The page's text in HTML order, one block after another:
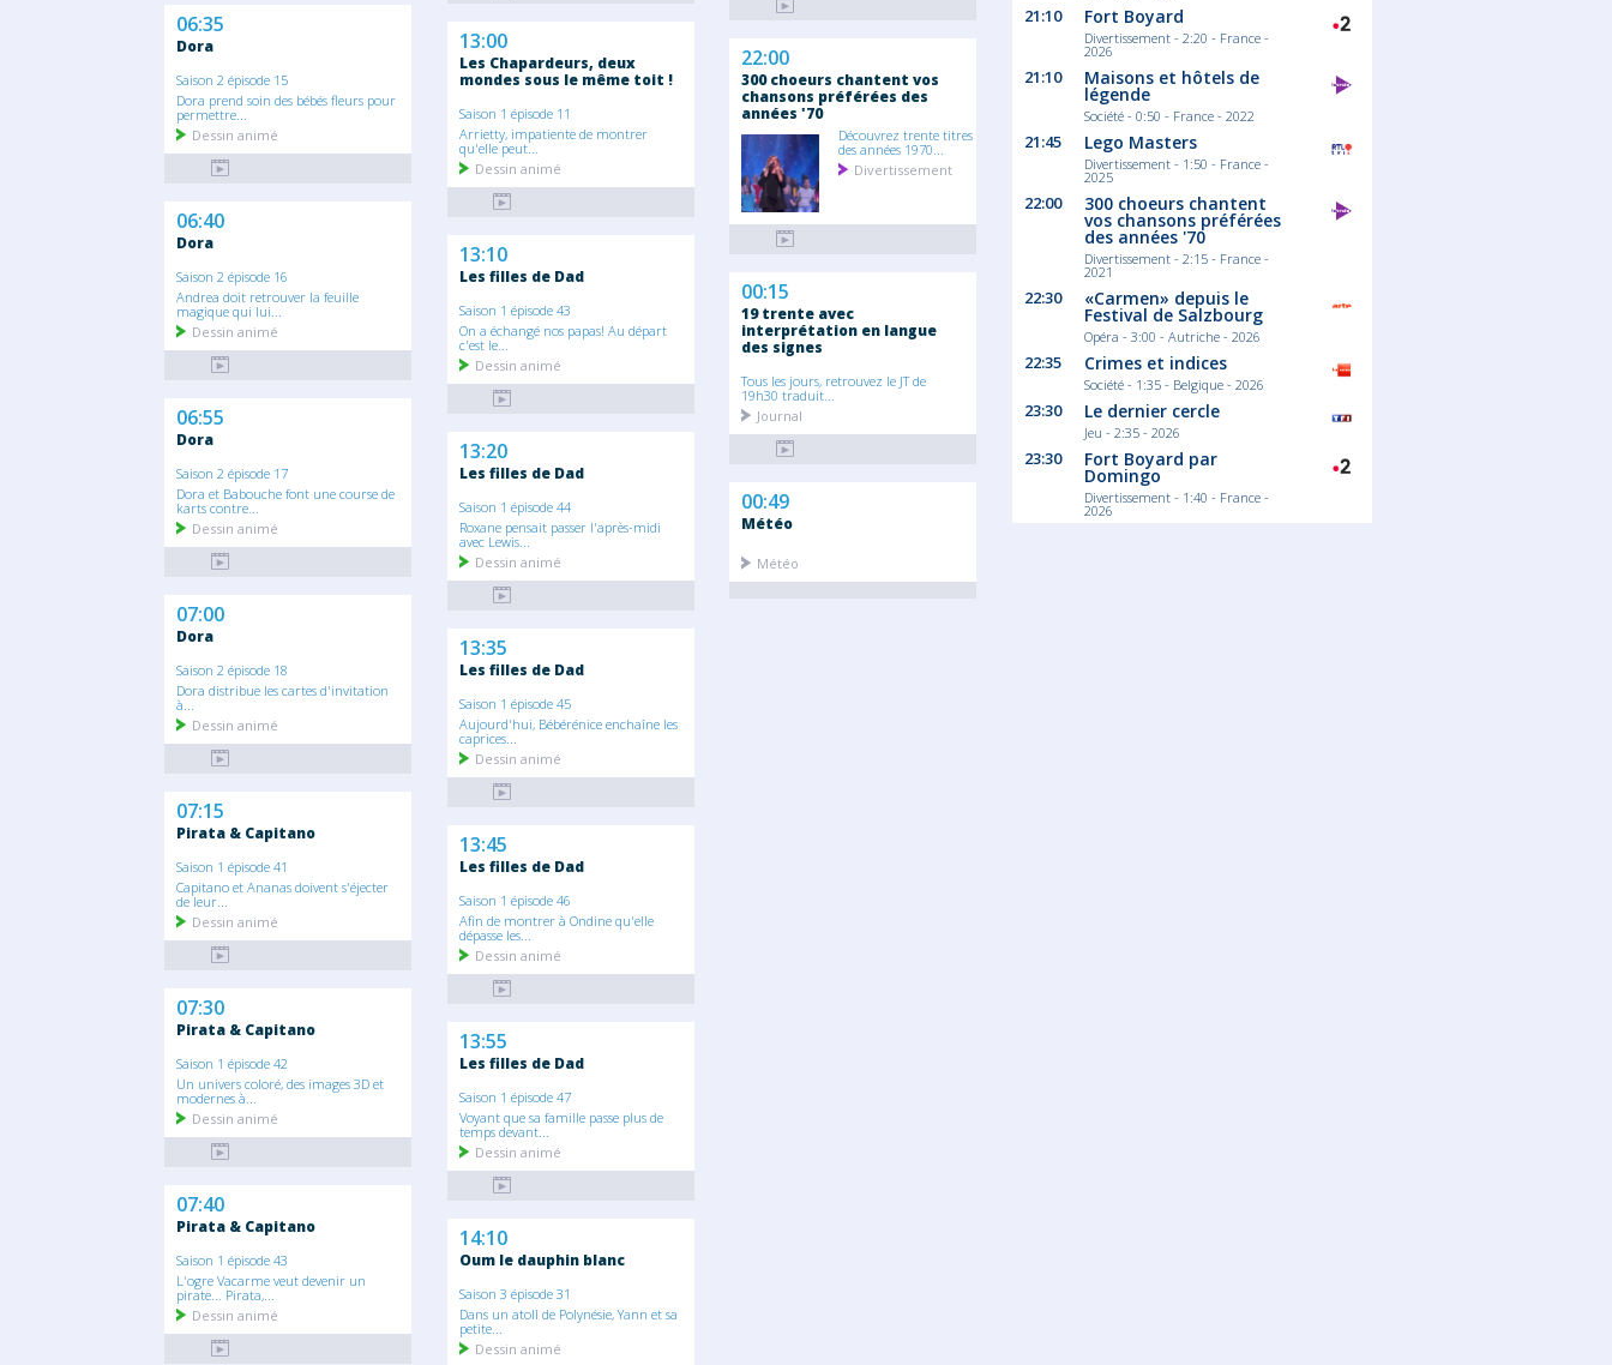
06:35
Dora
Saison 2 épisode 15
Dora prend soin des bébés fleurs pour
permettre...
Dessin animé
06:40
Dora
Saison 2 épisode 16
Andrea doit retrouver la feuille
magique qui lui...
Dessin animé
06:55
Dora
Saison 2 épisode 17
Dora et Babouche font une course de
karts contre...
Dessin animé
07:00
Dora
Saison 2 épisode 18
Dora distribue les cartes d'invitation
à...
Dessin animé
07:15
Pirata & Capitano
Saison 1 épisode 41
Capitano et Ananas doivent s'éjecter
de leur...
Dessin animé
07:30
Pirata & Capitano
Saison 1 épisode 42
Un univers coloré, des images 3D et
modernes à...
Dessin animé
07:40
Pirata & Capitano
Saison 1 épisode 43
L'ogre Vacarme veut devenir un
pirate... Pirata,...
Dessin animé
13:00
Les Chapardeurs, deux
mondes sous le même toit !
Saison 1 épisode 11
Arrietty, impatiente de montrer
qu'elle peut...
Dessin animé
13:10
Les filles de Dad
Saison 1 épisode 43
On a échangé nos papas! Au départ
c'est le...
Dessin animé
13:20
Les filles de Dad
Saison 1 épisode 44
Roxane pensait passer l'après-midi
avec Lewis...
Dessin animé
13:35
Les filles de Dad
Saison 1 épisode 45
Aujourd'hui, Bébérénice enchaîne les
caprices...
Dessin animé
13:45
Les filles de Dad
Saison 1 épisode 46
Afin de montrer à Ondine qu'elle
dépasse les...
Dessin animé
13:55
Les filles de Dad
Saison 1 épisode 47
Voyant que sa famille passe plus de
temps devant...
Dessin animé
14:10
Oum le dauphin blanc
Saison 3 épisode 31
Dans un atoll de Polynésie, Yann et sa
petite...
Dessin animé
22:00
300 choeurs chantent vos
chansons préférées des
années '70
Découvrez trente titres
des années 1970...
Divertissement
00:15
19 trente avec
interprétation en langue
des signes
Tous les jours, retrouvez le JT de
19h30 traduit...
Journal
00:49
Météo
Météo
21:10 Fort Boyard
Divertissement - 2:20 - France -
2026
21:10 Maisons et hôtels de
légende
Société - 0:50 - France - 2022
21:45 Lego Masters
Divertissement - 1:50 - France -
2025
22:00 300 choeurs chantent
vos chansons préférées
des années '70
Divertissement - 2:15 - France -
2021
22:30 «Carmen» depuis le
Festival de Salzbourg
Opéra - 3:00 - Autriche - 2026
22:35 Crimes et indices
Société - 1:35 - Belgique - 2026
23:30 Le dernier cercle
Jeu - 2:35 - 2026
23:30 Fort Boyard par
Domingo
Divertissement - 1:40 - France -
2026